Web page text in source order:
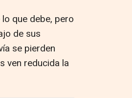
que debe, pero
de sus
se pierden
ven reducida la